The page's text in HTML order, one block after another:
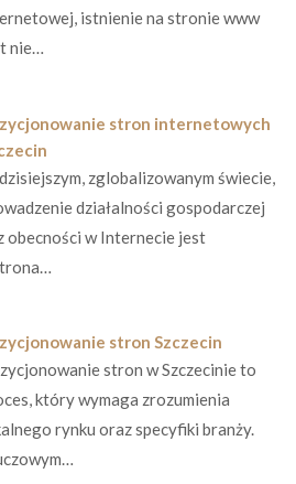
istnienie na stronie www
nie…
stron internetowych
zglobalizowanym świecie,
działalności gospodarczej
obecności w Internecie jest
stron Szczecin
stron w Szczecinie to
który wymaga zrozumienia
rynku oraz specyfiki branży.